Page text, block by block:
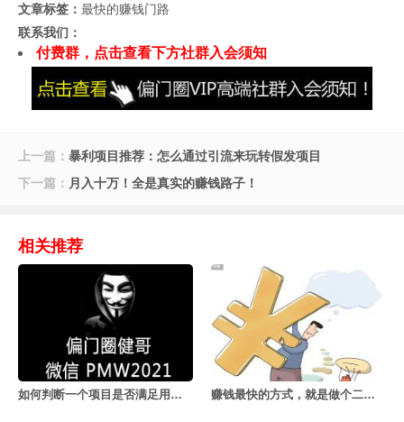
文章标签： 最快的赚钱门路
联系我们：
付费群，点击查看下方社群入会须知
上一篇： 暴利项目推荐：怎么通过引流来玩转假发项目
下一篇： 月入十万！全是真实的赚钱路子！
相关推荐
如何判断一个项目是否满足用户的真实需求 赚钱最快的方式，就是做个二道贩子